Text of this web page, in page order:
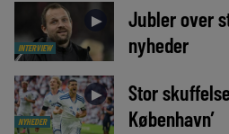
INTERVIEW
►
Jubler over
nyheder
NYHEDER
►
Stor
København’